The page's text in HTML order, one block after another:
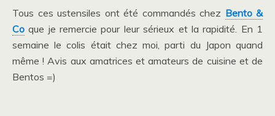
Tous ces ustensiles ont été commandés chez Bento &
Co que je remercie pour leur sérieux et la rapidité. En 1
semaine le colis était chez moi, parti du Japon quand
même ! Avis aux amatrices et amateurs de cuisine et de
Bentos =)